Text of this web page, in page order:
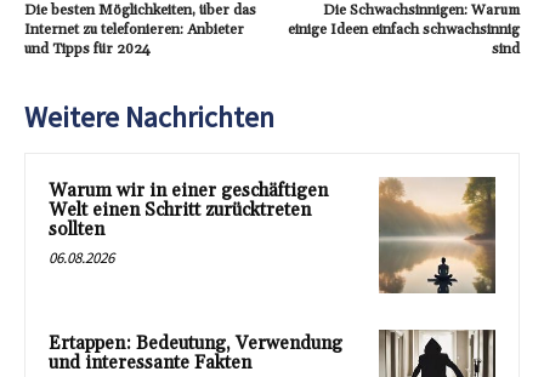
Die besten Möglichkeiten, über das
Internet zu telefonieren: Anbieter
und Tipps für 2024
Die Schwachsinnigen: Warum
einige Ideen einfach schwachsinnig
sind
Weitere Nachrichten
Warum wir in einer geschäftigen
Welt einen Schritt zurücktreten
sollten
06.08.2026
Ertappen: Bedeutung, Verwendung
und interessante Fakten